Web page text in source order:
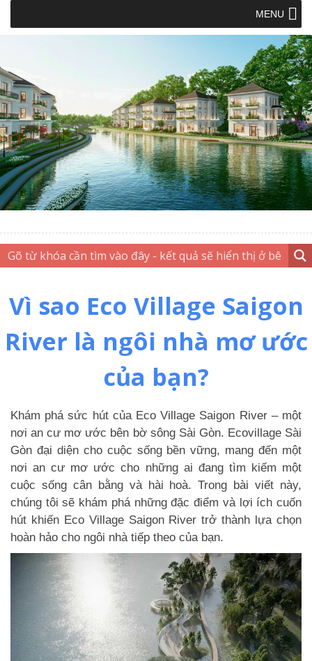
MENU
Vì sao Eco Village Saigon
River là ngôi nhà mơ ước
của bạn?
Khám phá sức hút của Eco Village Saigon River – một
nơi an cư mơ ước bên bờ sông Sài Gòn. Ecovillage Sài
Gòn đại diện cho cuộc sống bền vững, mang đến một
nơi an cư mơ ước cho những ai đang tìm kiếm một
cuộc sống cân bằng và hài hoà. Trong bài viết này,
chúng tôi sẽ khám phá những đặc điểm và lợi ích cuốn
hút khiến Eco Village Saigon River trở thành lựa chọn
hoàn hảo cho ngôi nhà tiếp theo của bạn.